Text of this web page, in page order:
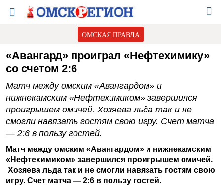
ОМСКАЯ ПРАВДА
«Авангард» проиграл «Нефтехимику»
со счетом 2:6
Матч между омским «Авангардом» и
нижнекамским «Нефтехимиком» завершился
проигрышем омичей. Хозяева льда так и не
смогли навязать гостям свою игру. Счет матча
— 2:6 в пользу гостей.
Матч между омским «Авангардом» и нижнекамским
«Нефтехимиком» завершился проигрышем омичей.
Хозяева льда так и не смогли навязать гостям свою
игру. Счет матча — 2:6 в пользу гостей.